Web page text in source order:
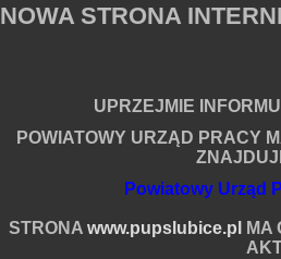
NOWA STRONA
UPRZEJMIE
POWIATOWY URZĄD PRACY
Powiatowy Urząd
STRONA www.pupslubice.pl
MA